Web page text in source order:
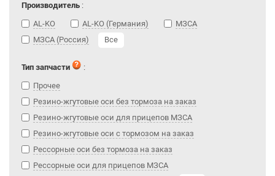
Производитель :
AL-KO
AL-KO (Германия)
МЗСА
МЗСА (Россия)
Все
Тип запчасти
:
Прочее
Резино-жгутовые оси без тормоза на заказ
Резино-жгутовые оси для прицепов МЗСА
Резино-жгутовые оси с тормозом на заказ
Рессорные оси без тормоза на заказ
Рессорные оси для прицепов МЗСА